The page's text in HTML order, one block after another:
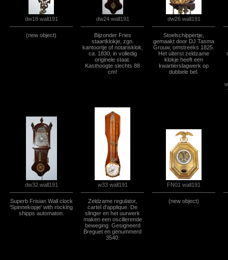
dw18 wall191
(new object)
dw24 wall191
Bijzonder Fries
staartklokje, zgn.
kantoortje of notarisklok,
ca. 1830, in volledig
originele staat.
Kasthoogte slechts 88
cm!
dw26 wall191
Stoelschippertje,
gemaakt door DJ Tasma
Grouw, omstreeks 1825.
Het uiterst zeldzame
klokje heeft een
kwartierslagwerk op
dubbele bel.
dw32 wall191
Superb Frisian Wall clock
'Spinnekopje' with rocking
shipps automaton.
w33 wall191
Zeldzame regulator,
cartel d'applique. De
slinger en het uurwerk
maken een oscillerende
beweging. Gesigneerd
Breguet en genummerd
3540.
FN01 wall191
(new object)